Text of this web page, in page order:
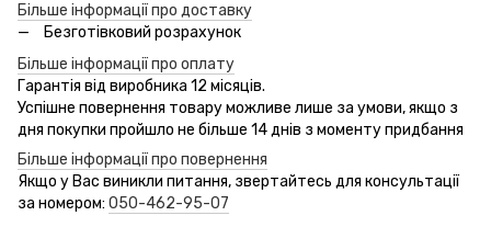
Більше інформації про доставку
Безготівковий розрахунок
Більше інформації про оплату
Гарантія від виробника 12 місяців.
Успішне повернення товару можливе лише за умови, якщо з
дня покупки пройшло не більше 14 днів з моменту придбання
Більше інформації про повернення
Якщо у Вас виникли питання, звертайтесь для консультації
за номером: 050-462-95-07